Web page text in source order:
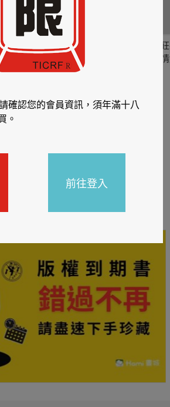
心情婦～魅惑之
情竊竹心～魅惑之
四
08/31
年
2026/06/20 - 2026/08/31
確認您的會員資訊，須年滿十八
。
前往登入